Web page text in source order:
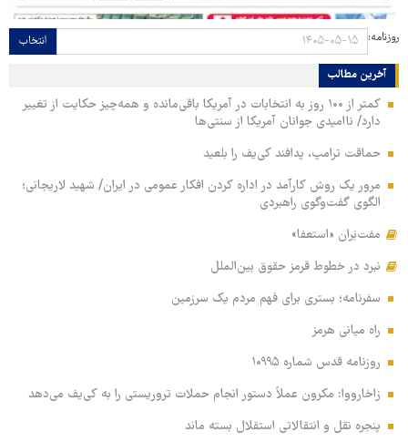
روزنامه: انتخاب
آخرین مطالب
کمتر از ۱۰۰ روز به انتخابات در آمریکا باقی‌مانده و همه‌چیز حکایت از تغییر
دارد/ ناامیدی جوانان آمریکا از سنتی‌ها
حماقت ترامپ، پدافند کی‌یف را بلعید
مرور یک روش کارآمد در اداره کردن افکار عمومی در ایران/ شهید لاریجانی؛
الگوی گفت‌وگوی راهبردی
مفت‌بَران «استعفا»
نبرد در خطوط قرمز حقوق بین‌الملل
سفرنامه؛ بستری برای فهم مردم یک سرزمین
راه میانی هرمز
روزنامه قدس شماره ۱۰۹۹۵
زاخارووا: مکرون عملاً دستور انجام حملات تروریستی را به کی‌یف می‌دهد
پنجره‌ نقل و انتقالاتی استقلال بسته ماند